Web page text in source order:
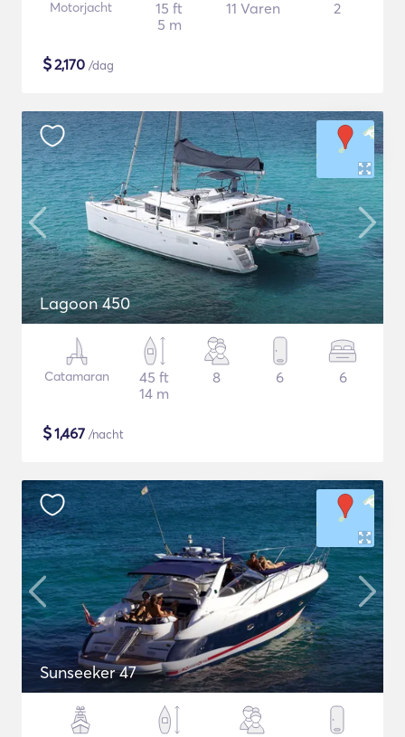
Motorjacht
15 ft
5 m
11 Varen 2
$2,170 /dag
Lagoon 450
Catamaran
45 ft
14 m
8 6 6
$1,467 /nacht
Sunseeker 47